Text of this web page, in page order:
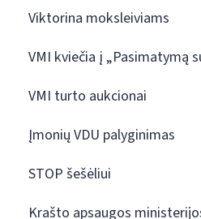
Viktorina moksleiviams
VMI kviečia į „Pasimatymą
VMI turto aukcionai
Įmonių VDU palyginimas
STOP šešėliui
Krašto apsaugos